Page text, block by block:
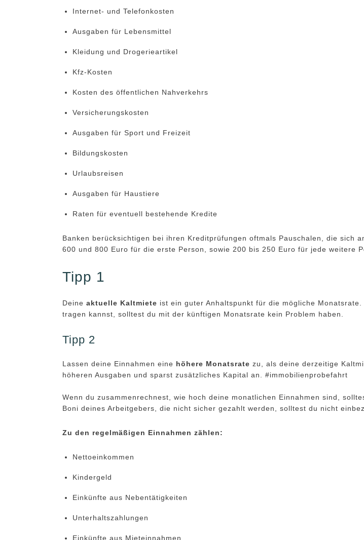
Internet- und Telefonkosten
Ausgaben für Lebensmittel
Kleidung und Drogerieartikel
Kfz-Kosten
Kosten des öffentlichen Nahverkehrs
Versicherungskosten
Ausgaben für Sport und Freizeit
Bildungskosten
Urlaubsreisen
Ausgaben für Haustiere
Raten für eventuell bestehende Kredite
Banken berücksichtigen bei ihren Kreditprüfungen oftmals Pauschalen, die sich
600 und 800 Euro für die erste Person, sowie 200 bis 250 Euro für jede weitere
Tipp 1
Deine aktuelle Kaltmiete ist ein guter Anhaltspunkt für die mögliche
tragen kannst, solltest du mit der künftigen Monatsrate kein Problem haben.
Tipp 2
Lassen deine Einnahmen eine höhere Monatsrate zu, als deine derzeitige
höheren Ausgaben und sparst zusätzliches Kapital an. #immobilienprobefahrt
Wenn du zusammenrechnest, wie hoch deine monatlichen Einnahmen sind,
Boni deines Arbeitgebers, die nicht sicher gezahlt werden, solltest du nicht
Zu den regelmäßigen Einnahmen zählen:
Nettoeinkommen
Kindergeld
Einkünfte aus Nebentätigkeiten
Unterhaltszahlungen
Einkünfte aus Mieteinnahmen